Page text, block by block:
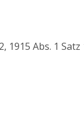
1915 Abs. 1 Satz